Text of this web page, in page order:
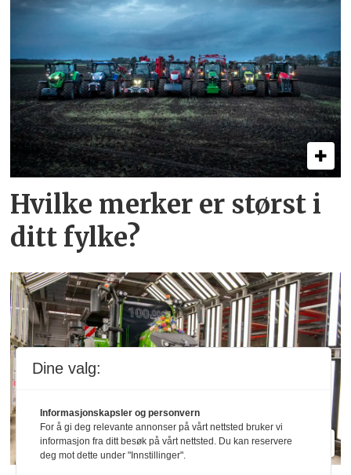
Hvilke merker er størst i
ditt fylke?
Dine valg:
Informasjonskapsler og personvern
For å gi deg relevante annonser på vårt nettsted bruker vi
informasjon fra ditt besøk på vårt nettsted. Du kan reservere
deg mot dette under "Innstillinger".